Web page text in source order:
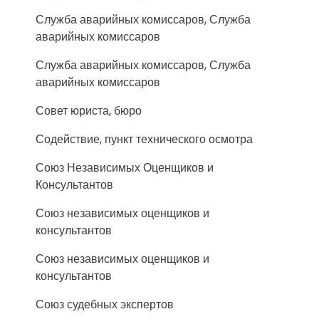
Служба аварийных комиссаров, Служба
аварийных комиссаров
Служба аварийных комиссаров, Служба
аварийных комиссаров
Совет юриста, бюро
Содействие, пункт технического осмотра
Союз Независимых Оценщиков и
Консультантов
Союз независимых оценщиков и
консультантов
Союз независимых оценщиков и
консультантов
Союз судебных экспертов